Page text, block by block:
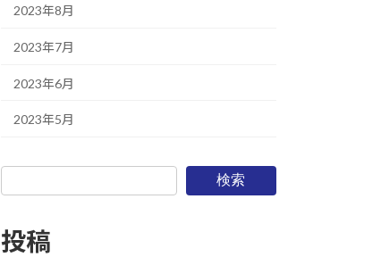
2023年8月
2023年7月
2023年6月
2023年5月
検索
投稿